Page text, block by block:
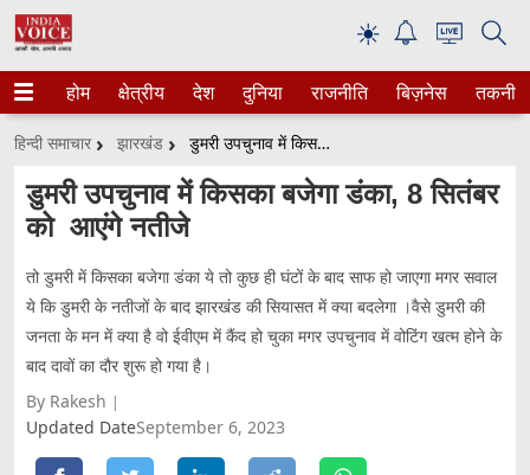
☀
होम क्षेत्रीय देश दुनिया राजनीति बिज़नेस तकनीक
हिन्दी समाचार झारखंड डुमरी उपचुनाव में किसका बजेगा डंका, 8 सितंबर को आएंगे नतीजे
डुमरी उपचुनाव में किसका बजेगा डंका, 8 सितंबर
को आएंगे नतीजे
तो डुमरी में किसका बजेगा डंका ये तो कुछ ही घंटों के बाद साफ हो जाएगा मगर सवाल
ये कि डुमरी के नतीजों के बाद झारखंड की सियासत में क्या बदलेगा ।वैसे डुमरी की
जनता के मन में क्या है वो ईवीएम में कैंद हो चुका मगर उपचुनाव में वोटिंग खत्म होने के
बाद दावों का दौर शुरू हो गया है।
By Rakesh
Updated DateSeptember 6, 2023